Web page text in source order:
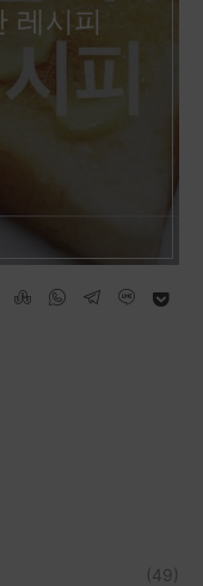
레시피
(49)